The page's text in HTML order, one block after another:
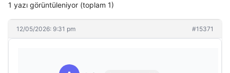
1 yazı görüntüleniyor (toplam 1)
12/05/2026: 9:31 pm #15371